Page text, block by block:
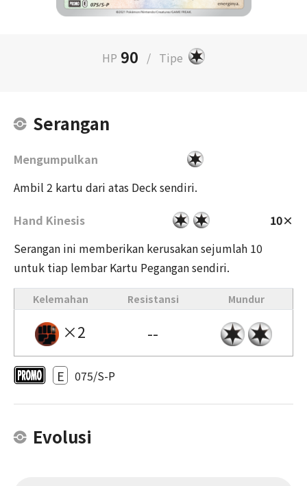
HP 90 / Tipe
Serangan
Mengumpulkan
Ambil 2 kartu dari atas Deck sendiri.
Hand Kinesis
10×
Serangan ini memberikan kerusakan sejumlah 10
untuk tiap lembar Kartu Pegangan sendiri.
Kelemahan Resistansi Mundur
×2 --
E 075/S-P
Evolusi